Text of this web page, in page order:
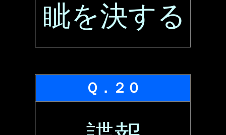
眦を決する
Ｑ．２０